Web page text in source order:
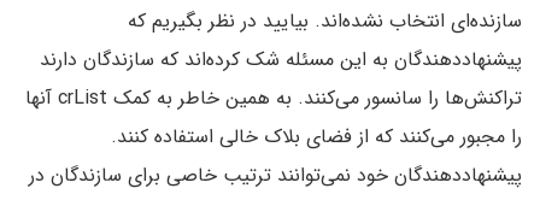
سازنده‌ای انتخاب نشده‌اند. بیایید در نظر بگیریم که
پیشنهاددهندگان به این مسئله شک کرده‌اند که سازندگان دارند
تراکنش‌ها را سانسور می‌کنند. به همین خاطر به کمک crList آنها
را مجبور می‌کنند که از فضای بلاک خالی استفاده کنند.
پیشنهاددهندگان خود نمی‌توانند ترتیب خاصی برای سازندگان در